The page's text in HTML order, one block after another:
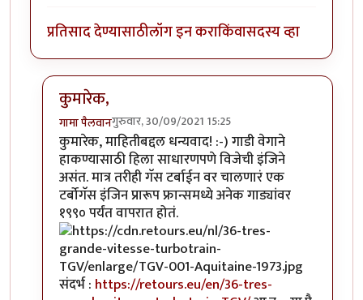
प्रतिसाद देण्यासाठीलॉग इन कराकिंवासदस्य व्हा
कुमारेक,
गामा पैलवानगुरुवार, 30/09/2021 15:25
In reply toगतिमान व लोभस... byहेमंतकुमार
कुमारेक, माहितीबद्दल धन्यवाद! :-) गाडी वेगाने
हाकण्यासाठी हिला साधारणपणे विजेची इंजिने
असंत. मात्र तरीही गॅस टर्बाईन वर चालणारं एक
टर्बोगॅस इंजिन प्रारूप फ्रान्समध्ये अनेक गाड्यांवर
१९९० पर्यंत वापरात होतं.
संदर्भ : https://retours.eu/en/36-tres-